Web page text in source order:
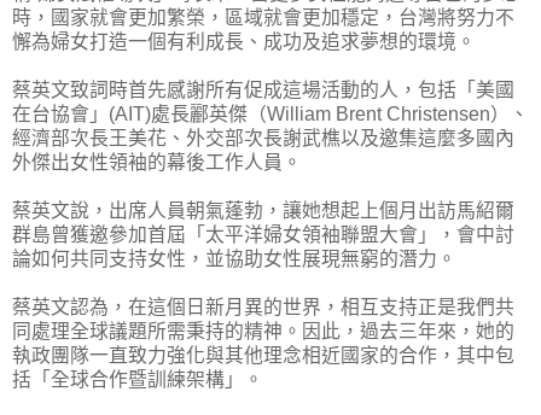
時，國家就會更加繁榮，區域就會更加穩定，台灣將努力不
懈為婦女打造一個有利成長、成功及追求夢想的環境。
蔡英文致詞時首先感謝所有促成這場活動的人，包括「美國
在台協會」(AIT)處長酈英傑（William Brent Christensen）、
經濟部次長王美花、外交部次長謝武樵以及邀集這麼多國內
外傑出女性領袖的幕後工作人員。
蔡英文說，出席人員朝氣蓬勃，讓她想起上個月出訪馬紹爾
群島曾獲邀參加首屆「太平洋婦女領袖聯盟大會」，會中討
論如何共同支持女性，並協助女性展現無窮的潛力。
蔡英文認為，在這個日新月異的世界，相互支持正是我們共
同處理全球議題所需秉持的精神。因此，過去三年來，她的
執政團隊一直致力強化與其他理念相近國家的合作，其中包
括「全球合作暨訓練架構」。